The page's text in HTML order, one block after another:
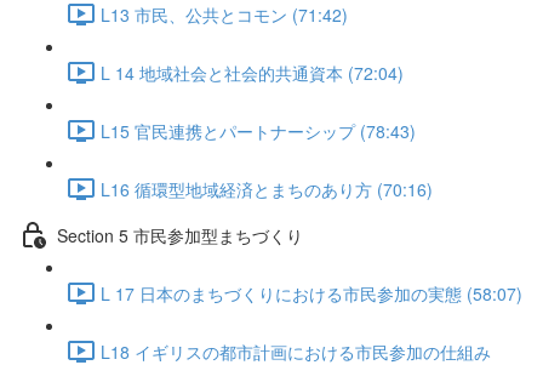
L13 市民、公共とコモン (71:42)
L 14 地域社会と社会的共通資本 (72:04)
L15 官民連携とパートナーシップ (78:43)
L16 循環型地域経済とまちのあり方 (70:16)
Section 5 市民参加型まちづくり
L 17 日本のまちづくりにおける市民参加の実態 (58:07)
L18 イギリスの都市計画における市民参加の仕組み